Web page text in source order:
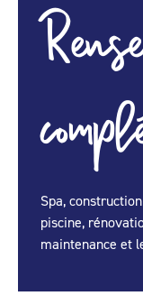
Spa,
piscine,
maintenance et